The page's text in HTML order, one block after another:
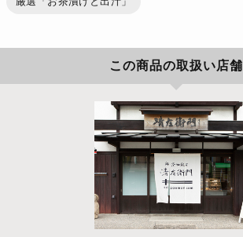
この商品の取扱い店舗